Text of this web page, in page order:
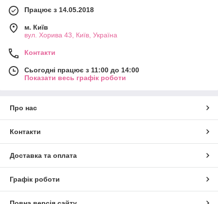
Працює з 14.05.2018
м. Київ
вул. Хорива 43, Київ, Україна
Контакти
Сьогодні працює з 11:00 до 14:00
Показати весь графік роботи
Про нас
Контакти
Доставка та оплата
Графік роботи